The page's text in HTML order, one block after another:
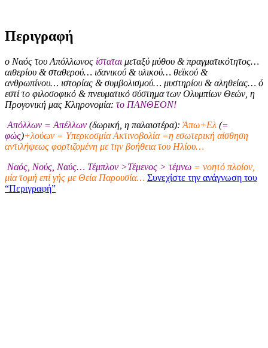
Περιγραφή
ο Ναός του Απόλλωνος ίσταται μεταξύ μύθου & πραγματικότητος…
αιθερίου & σταθερού… ιδανικού & υλικού… θεϊκού &
ανθρωπίνου… ιστορίας & συμβολισμού… μυστηρίου & αληθείας… ό
εστί το φιλοσοφικό & πνευματικό σύστημα των Ολυμπίων Θεών, η
Προγονική μας Κληρονομία: το ΠΑΝΘΕΟΝ!
Απόλλων = Απέλλων (δωρική, η παλαιοτέρα): Άπω+Ελ (=
φώς)+λούων = Υπερκοσμία Ακτινοβολία =η εσωτερική αίσθηση
αντιλήψεως φορτιζομένη με την βοήθεια του Ηλίου…
Ναός, Νούς, Ναύς… Τέμπλον >Τέμενος > τέμνω = νοητό πλοίον,
μία τομή επί γής με Θεία Παρουσία… Συνεχίστε την ανάγνωση του
“Περιγραφή”